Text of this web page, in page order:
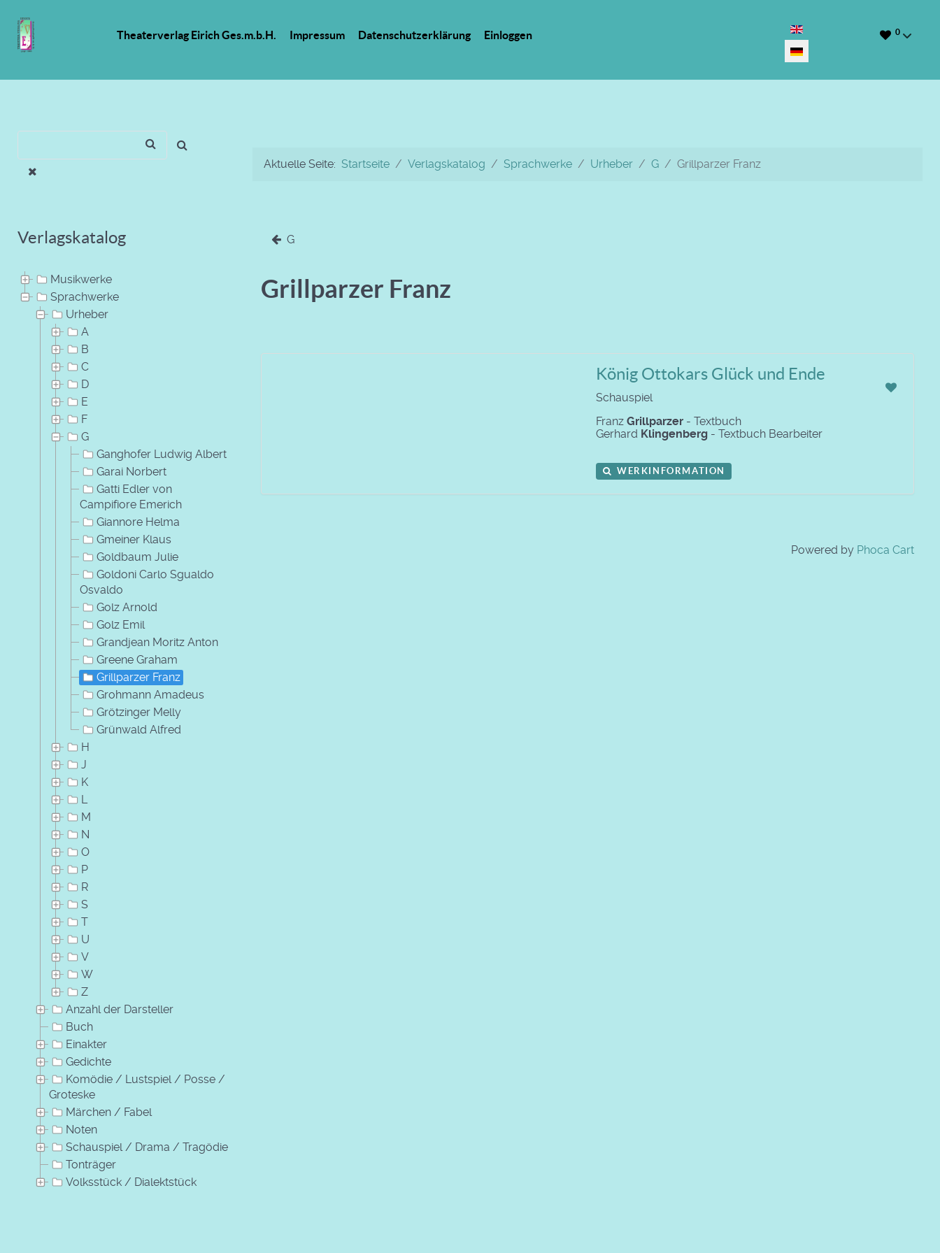
Theaterverlag Eirich Ges.m.b.H. Impressum Datenschutzerklärung Einloggen
Sprache auswählen 0
Verlagskatalog
Musikwerke
Sprachwerke
Urheber
A
B
C
D
E
F
G
Ganghofer Ludwig Albert
Garai Norbert
Gatti Edler von
Campifiore Emerich
Giannore Helma
Gmeiner Klaus
Goldbaum Julie
Goldoni Carlo Sgualdo
Osvaldo
Golz Arnold
Golz Emil
Grandjean Moritz Anton
Greene Graham
Grillparzer Franz
Grohmann Amadeus
Grötzinger Melly
Grünwald Alfred
H
J
K
L
M
N
O
P
R
S
T
U
V
W
Z
Anzahl der Darsteller
Buch
Einakter
Gedichte
Komödie / Lustspiel / Posse /
Groteske
Märchen / Fabel
Noten
Schauspiel / Drama / Tragödie
Tonträger
Volksstück / Dialektstück
Aktuelle Seite: Startseite Verlagskatalog Sprachwerke Urheber G Grillparzer Franz
G
Grillparzer Franz
König Ottokars Glück und Ende
Schauspiel
Franz Grillparzer - Textbuch
Gerhard Klingenberg - Textbuch Bearbeiter
WERKINFORMATION
Powered by Phoca Cart